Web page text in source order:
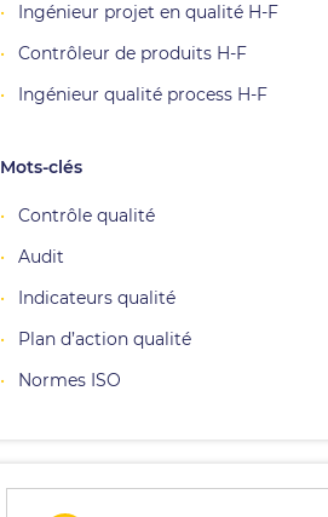
Ingénieur projet en qualité H-F
Contrôleur de produits H-F
Ingénieur qualité process H-F
Mots-clés
Contrôle qualité
Audit
Indicateurs qualité
Plan d’action qualité
Normes ISO